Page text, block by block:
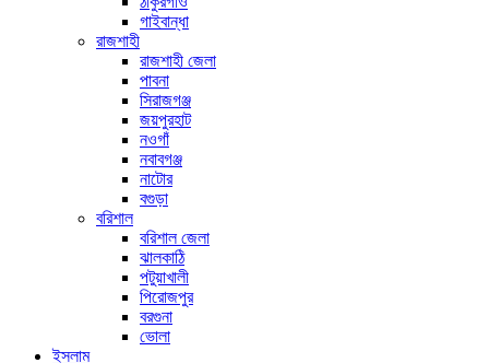
গাইবান্ধা
রাজশাহী
রাজশাহী জেলা
পাবনা
সিরাজগঞ্জ
জয়পুরহাট
নওগাঁ
নবাবগঞ্জ
নাটোর
বগুড়া
বরিশাল
বরিশাল জেলা
ঝালকাঠি
পটুয়াখালী
পিরোজপুর
বরগুনা
ভোলা
ইসলাম